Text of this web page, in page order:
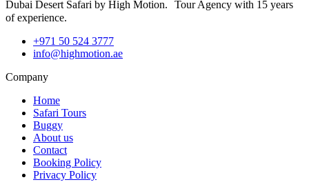
Dubai Desert Safari by High Motion. Tour Agency with 15 years
of experience.
+971 50 524 3777
info@highmotion.ae
Company
Home
Safari Tours
Buggy
About us
Contact
Booking Policy
Privacy Policy